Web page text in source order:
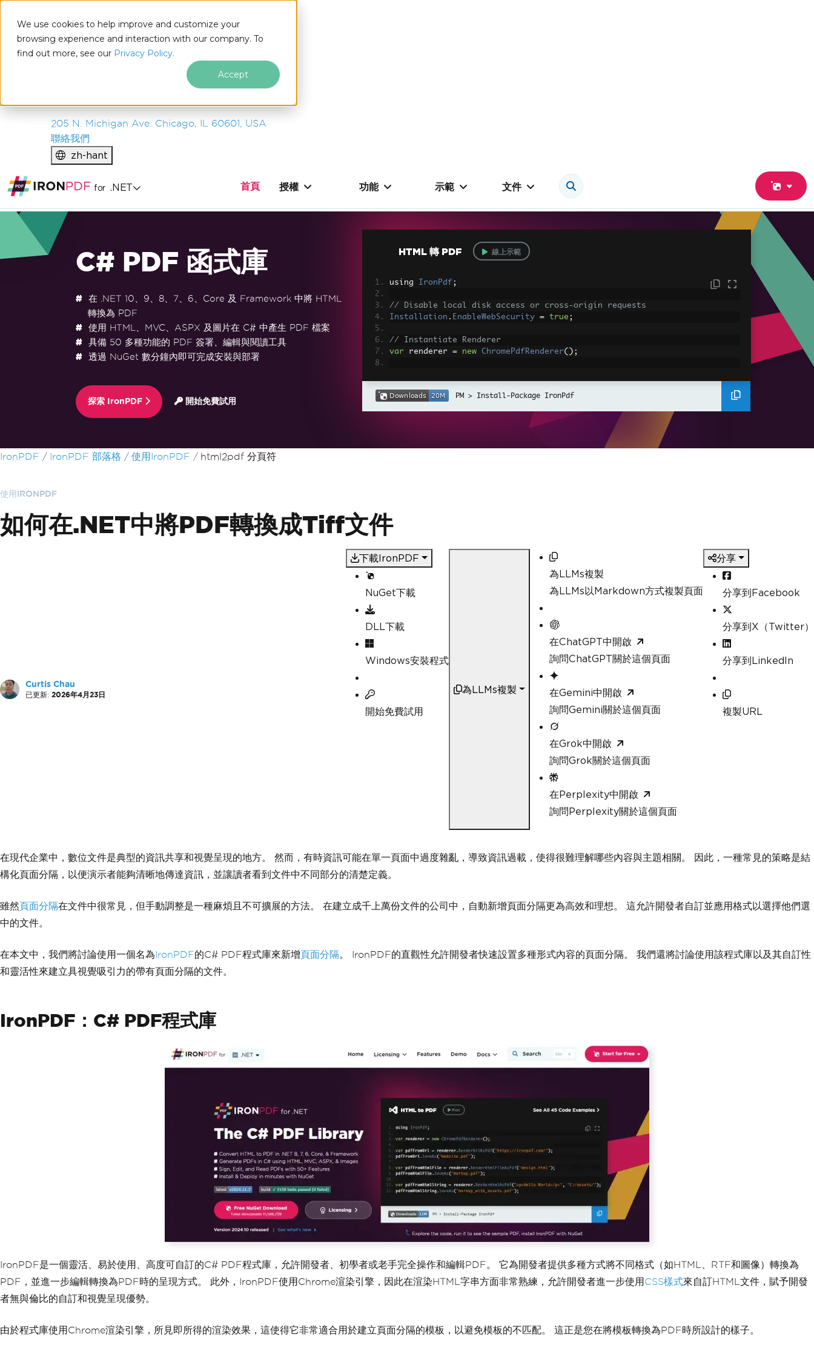
We use cookies to help improve and customize your
browsing experience and interaction with our company. To
find out more, see our Privacy Policy.
Accept
IRONSOFTWARE
產品
企業
205 N. Michigan Ave. Chicago, IL 60601, USA
聯絡我們
zh-hant
for .NET 首頁 授權 功能 示範 文件
C# PDF 函式庫
在 .NET 10、9、8、7、6、Core 及 Framework 中將 HTML
轉換為 PDF
使用 HTML、MVC、ASPX 及圖片在 C# 中產生 PDF 檔案
具備 50 多種功能的 PDF 簽署、編輯與閱讀工具
透過 NuGet 數分鐘內即可完成安裝與部署
探索 IronPDF 開始免費試用
HTML 轉 PDF 線上示範
using IronPdf ;
// Disable local disk access or cross-origin requests
Installation . EnableWebSecurity = true ;
// Instantiate Renderer
var renderer = new ChromePdfRenderer();
Install-Package IronPdf
跳至頁尾內容
IronPDF IronPDF 部落格 使用IronPDF html2pdf 分頁符
使用IRONPDF
如何在.NET中將PDF轉換成Tiff文件
Curtis Chau
已更新: 2026年4月23日
下載IronPDF
NuGet下載
DLL下載
Windows安裝程式
開始免費試用
為LLMs複製
為LLMs複製
為LLMs以Markdown方式複製頁面
在ChatGPT中開啟
詢問ChatGPT關於這個頁面
在Gemini中開啟
詢問Gemini關於這個頁面
在Grok中開啟
詢問Grok關於這個頁面
在Perplexity中開啟
詢問Perplexity關於這個頁面
分享
分享到Facebook
分享到X（Twitter）
分享到LinkedIn
複製URL
在現代企業中，數位文件是典型的資訊共享和視覺呈現的地方。 然而，有時資訊可能在單一頁面中過度雜亂，導致資訊過載，使得很難理解哪些內容與主題相關。 因此，一種常見的策略是結
構化頁面分隔，以便演示者能夠清晰地傳達資訊，並讓讀者看到文件中不同部分的清楚定義。
雖然頁面分隔在文件中很常見，但手動調整是一種麻煩且不可擴展的方法。 在建立成千上萬份文件的公司中，自動新增頁面分隔更為高效和理想。 這允許開發者自訂並應用格式以選擇他們選
中的文件。
在本文中，我們將討論使用一個名為IronPDF的C# PDF程式庫來新增頁面分隔。 IronPDF的直觀性允許開發者快速設置多種形式內容的頁面分隔。 我們還將討論使用該程式庫以及其自訂性
和靈活性來建立具視覺吸引力的帶有頁面分隔的文件。
IronPDF：C# PDF程式庫
IronPDF是一個靈活、易於使用、高度可自訂的C# PDF程式庫，允許開發者、初學者或老手完全操作和編輯PDF。 它為開發者提供多種方式將不同格式（如HTML、RTF和圖像）轉換為
PDF，並進一步編輯轉換為PDF時的呈現方式。 此外，IronPDF使用Chrome渲染引擎，因此在渲染HTML字串方面非常熟練，允許開發者進一步使用 CSS樣式來自訂HTML文件，賦予開發
者無與倫比的自訂和視覺呈現優勢。
由於程式庫使用Chrome渲染引擎，所見即所得的渲染效果，這使得它非常適合用於建立頁面分隔的模板，以避免模板的不匹配。 這正是您在將模板轉換為PDF時所設計的樣子。